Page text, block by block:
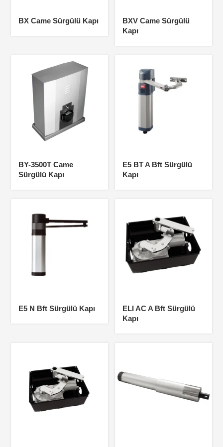
BX Came Sürgülü Kapı
BXV Came Sürgülü
Kapı
BY-3500T Came
Sürgülü Kapı
E5 BT A Bft Sürgülü
Kapı
E5 N Bft Sürgülü Kapı
ELI AC A Bft Sürgülü
Kapı